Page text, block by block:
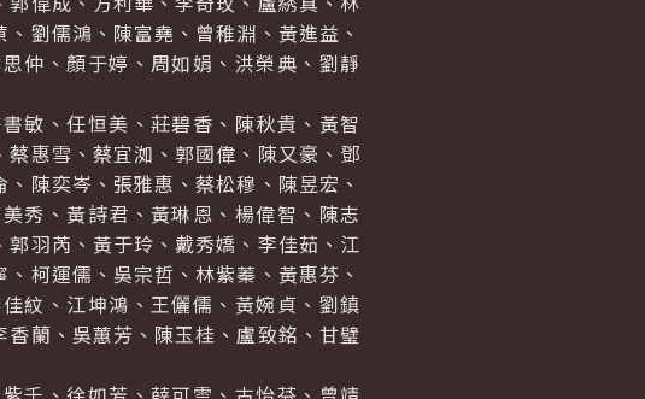
劉儒鴻、陳富堯、曾稚淵、黃進益、
仲、顏于婷、周如娟、洪榮典、劉靜
敏、任恒美、莊碧香、陳秋貴、黃智
惠雪、蔡宜洳、郭國偉、陳又豪、鄧
陳奕岑、張雅惠、蔡松穆、陳昱宏、
秀、黃詩君、黃琳恩、楊偉智、陳志
羽芮、黃于玲、戴秀嬌、李佳茹、江
柯運儒、吳宗哲、林紫蓁、黃惠芬、
紋、江坤鴻、王儷儒、黃婉貞、劉鎮
蘭、吳蕙芳、陳玉桂、盧致銘、甘璧